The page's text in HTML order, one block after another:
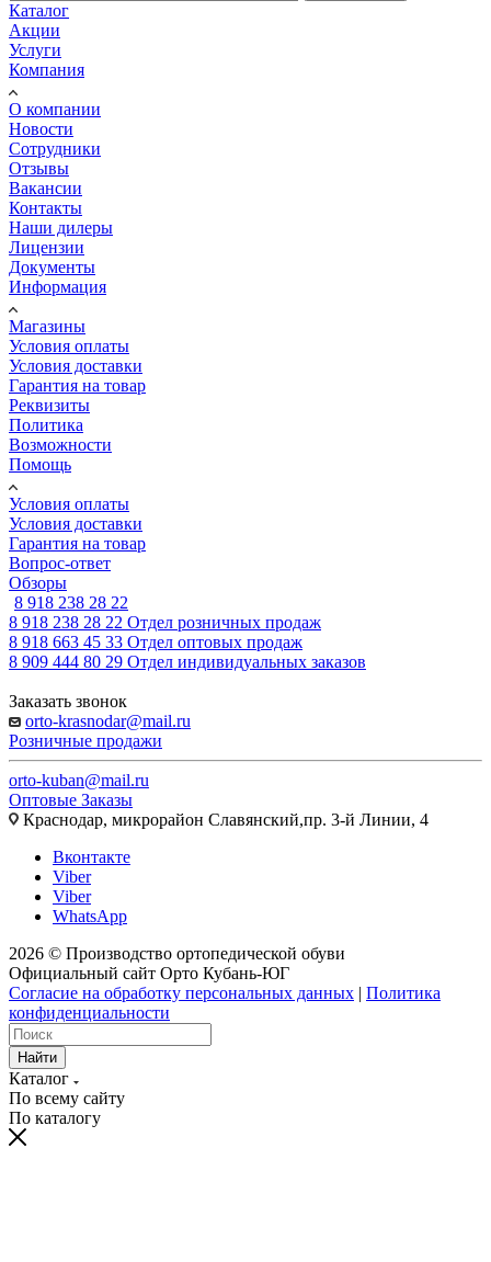
Каталог
Акции
Услуги
Компания
О компании
Новости
Сотрудники
Отзывы
Вакансии
Контакты
Наши дилеры
Лицензии
Документы
Информация
Магазины
Условия оплаты
Условия доставки
Гарантия на товар
Реквизиты
Политика
Возможности
Помощь
Условия оплаты
Условия доставки
Гарантия на товар
Вопрос-ответ
Обзоры
8 918 238 28 22
8 918 238 28 22 Отдел розничных продаж
8 918 663 45 33 Отдел оптовых продаж
8 909 444 80 29 Отдел индивидуальных заказов
Заказать звонок
orto-krasnodar@mail.ru
Розничные продажи
orto-kuban@mail.ru
Оптовые Заказы
Краснодар, микрорайон Славянский,пр. 3-й Линии, 4
Вконтакте
Viber
Viber
WhatsApp
2026 © Производство ортопедической обуви
Официальный сайт Орто Кубань-ЮГ
Согласие на обработку персональных данных | Политика
конфиденциальности
Найти
Каталог
По всему сайту
По каталогу